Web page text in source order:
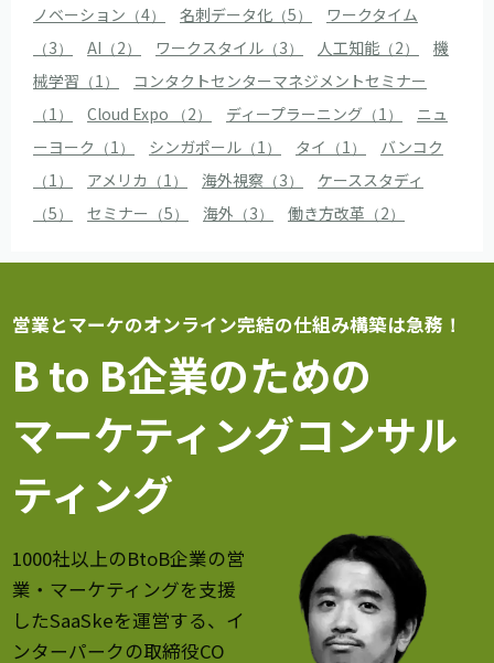
ノベーション（4）
名刺データ化（5）
ワークタイム
（3）
AI（2） ワークスタイル（3） 人工知能（2）
機
械学習（1）
コンタクトセンターマネジメントセミナー
（1）
Cloud Expo （2） ディープラーニング（1）
ニュ
ーヨーク（1）
シンガポール（1） タイ（1）
バンコク
（1）
アメリカ（1） 海外視察（3）
ケーススタディ
（5）
セミナー（5） 海外（3） 働き方改革（2）
営業とマーケのオンライン完結の仕組み構築は急務！
B to B企業のための
マーケティングコンサル
ティング
1000社以上のBtoB企業の営
業・マーケティングを支援
したSaaSkeを運営する、イ
ンターパークの取締役CO